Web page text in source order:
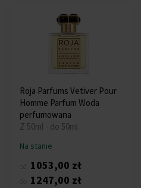
Roja Parfums Vetiver Pour
Homme Parfum Woda
perfumowana
Z 50ml - do 50ml
Na stanie
1053,00 zł
1247,00 zł